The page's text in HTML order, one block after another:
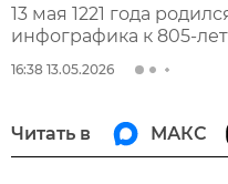
13 мая 1221 года
инфографика к 805-
16:38 13.05.2026
Читать в МАКС